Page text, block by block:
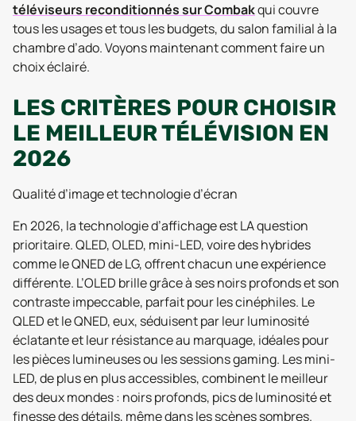
téléviseurs reconditionnés sur Combakqui couvre
tous les usages et tous les budgets, du salon familial à la
chambre d’ado. Voyons maintenant comment faire un
choix éclairé.
LES CRITÈRES POUR CHOISIR
LE MEILLEUR TÉLÉVISION EN
2026
Qualité d’image et technologie d’écran
En 2026, la technologie d’affichage est LA question
prioritaire. QLED, OLED, mini-LED, voire des hybrides
comme le QNED de LG, offrent chacun une expérience
différente. L’OLED brille grâce à ses noirs profonds et son
contraste impeccable, parfait pour les cinéphiles. Le
QLED et le QNED, eux, séduisent par leur luminosité
éclatante et leur résistance au marquage, idéales pour
les pièces lumineuses ou les sessions gaming. Les mini-
LED, de plus en plus accessibles, combinent le meilleur
des deux mondes : noirs profonds, pics de luminosité et
finesse des détails, même dans les scènes sombres.